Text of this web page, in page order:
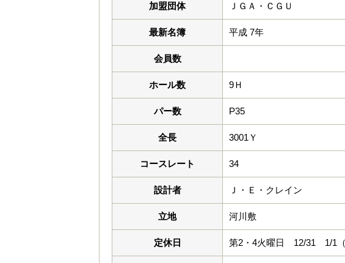
加盟団体 ＪＧＡ・ＣＧＵ
最新名簿 平成 7年
会員数
ホール数 9Ｈ
パー数 P35
全長 3001Ｙ
コースレート 34
設計者 Ｊ・Ｅ・クレイン
立地 河川敷
定休日 第2・4火曜日 12/31 1/1（